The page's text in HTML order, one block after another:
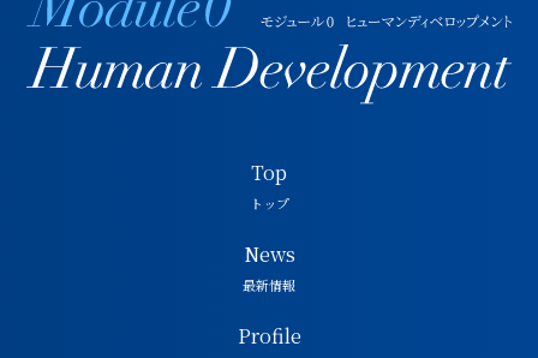
Top
トップ
News
最新情報
Profile